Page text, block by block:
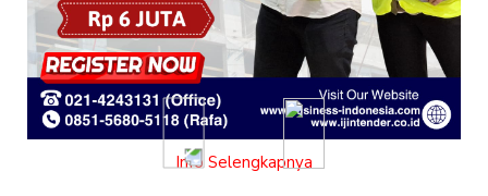
Info Selengkapnya
Previous Next
06-08-2026 - Usulan Jasa Penggantian Struktur
Crane Water Intake 10 Ton
06-08-2026 - Pengadaan Portable Microscope
06-08-2026 - Pengadaan Barang dan Jasa GI 150
kV Genteng Extension 4 Line Bay
06-08-2026 - Pengadaan Panel Sub Distribution